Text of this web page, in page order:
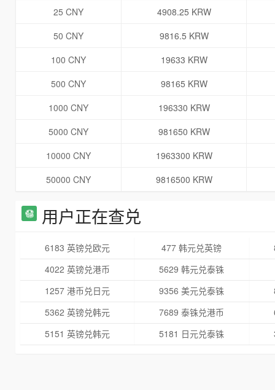
25 CNY
4908.25 KRW
50 CNY
9816.5 KRW
100 CNY
19633 KRW
500 CNY
98165 KRW
1000 CNY
196330 KRW
5000 CNY
981650 KRW
10000 CNY
1963300 KRW
50000 CNY
9816500 KRW
用户正在查兑
6183 英镑兑欧元 477 韩元兑英镑
4022 英镑兑港币
5629 韩元兑泰铢
1257 港币兑日元
9356 美元兑泰铢
5362 英镑兑韩元
7689 泰铢兑港币
5151 英镑兑韩元
5181 日元兑泰铢